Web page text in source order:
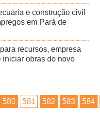
e construção civil
em Pará de
recursos, empresa
iniciar obras do novo
580 581 582 583 584